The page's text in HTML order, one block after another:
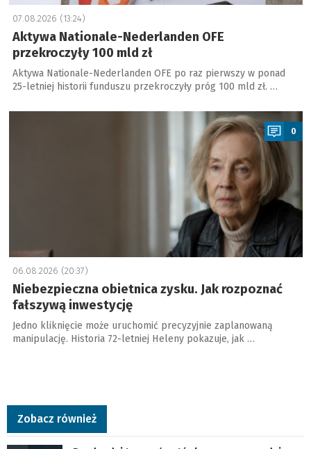
07.08.2026 (13:24)
Aktywa Nationale-Nederlanden OFE
przekroczyły 100 mld zł
Aktywa Nationale-Nederlanden OFE po raz pierwszy w ponad
25-letniej historii funduszu przekroczyły próg 100 mld zł. …
a
0
06.08.2026 (20:37)
Niebezpieczna obietnica zysku. Jak rozpoznać
fałszywą inwestycję
Jedno kliknięcie może uruchomić precyzyjnie zaplanowaną
manipulację. Historia 72-letniej Heleny pokazuje, jak …
Zobacz również